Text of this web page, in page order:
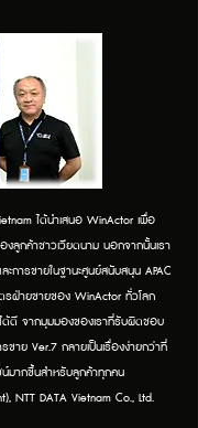
ได้นำเสนอ WinActor เพื่อ
งลูกค้าชาวเวียดนาม นอกจากนั้นเรา
การขายในฐานะศูนย์สนับสนุน APAC
ฝ่ายขายของ WinActor ทั่วโลก
ด้ดี จากมุมมองของเราที่รับผิดชอบ
ขาย Ver.7 กลายเป็นเรื่องง่ายกว่าที่
น์มากขึ้นสำหรับลูกค้าทุกคน
NTT DATA Vietnam Co., Ltd.